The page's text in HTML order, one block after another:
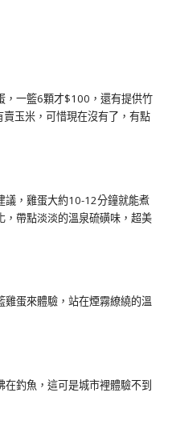
，一籃6顆才$100，還有提供竹
玉米，可惜現在沒有了，有點
議，雞蛋大約10-12分鐘就能煮
，帶點淡淡的溫泉硫磺味，超美
蛋來體驗，站在煙霧繚繞的溫
釣魚，這可是城市裡體驗不到